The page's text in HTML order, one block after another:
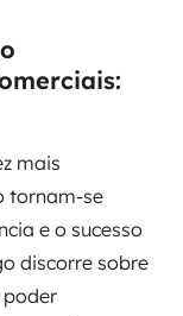
mais
tornam-se
e o sucesso
discorre sobre
poder